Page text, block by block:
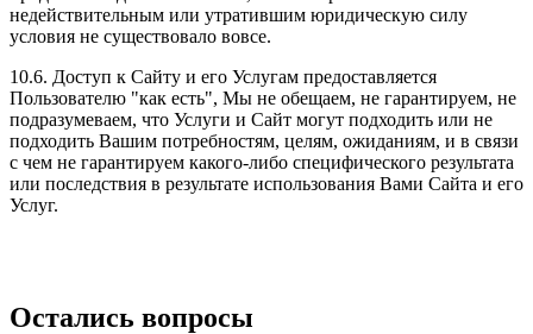
недействительным или утратившим юридическую силу
условия не существовало вовсе.
10.6. Доступ к Сайту и его Услугам предоставляется
Пользователю "как есть", Мы не обещаем, не гарантируем, не
подразумеваем, что Услуги и Сайт могут подходить или не
подходить Вашим потребностям, целям, ожиданиям, и в связи
с чем не гарантируем какого-либо специфического результата
или последствия в результате использования Вами Сайта и его
Услуг.
Остались вопросы